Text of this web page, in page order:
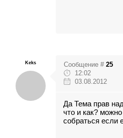
Keks Сообщение # 25
12:02
03.08.2012
Да Тема прав
что и как?
собраться если